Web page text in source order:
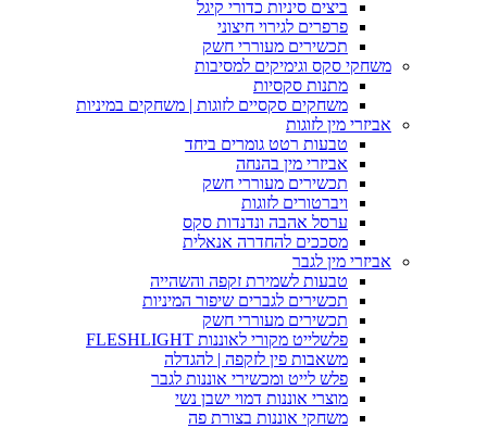
ביצים סיניות כדורי קיגל
פרפרים לגירוי חיצוני
תכשירים מעוררי חשק
משחקי סקס וגימיקים למסיבות
מתנות סקסיות
משחקים סקסיים לזוגות | משחקים במיניות
אביזרי מין לזוגות
טבעות רטט גומרים ביחד
אביזרי מין בהנחה
תכשירים מעוררי חשק
ויברטורים לזוגות
ערסל אהבה ונדנדות סקס
מסככים להחדרה אנאלית
אביזרי מין לגבר
טבעות לשמירת זקפה והשהייה
תכשירים לגברים שיפור המיניות
תכשירים מעוררי חשק
פלשלייט מקורי לאוננות FLESHLIGHT
משאבות פין לזקפה | להגדלה
פלש לייט ומכשירי אוננות לגבר
מוצרי אוננות דמוי ישבן נשי
משחקי אוננות בצורת פה